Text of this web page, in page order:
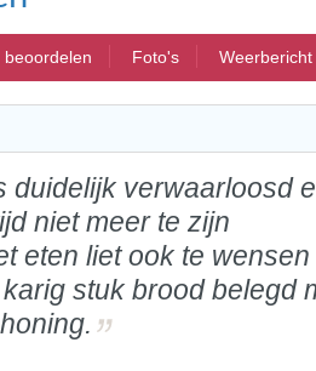
beoordelen Foto's Weerbericht
duidelijk verwaarloosd
niet meer te zijn
eten liet ook te wensen
stuk brood belegd